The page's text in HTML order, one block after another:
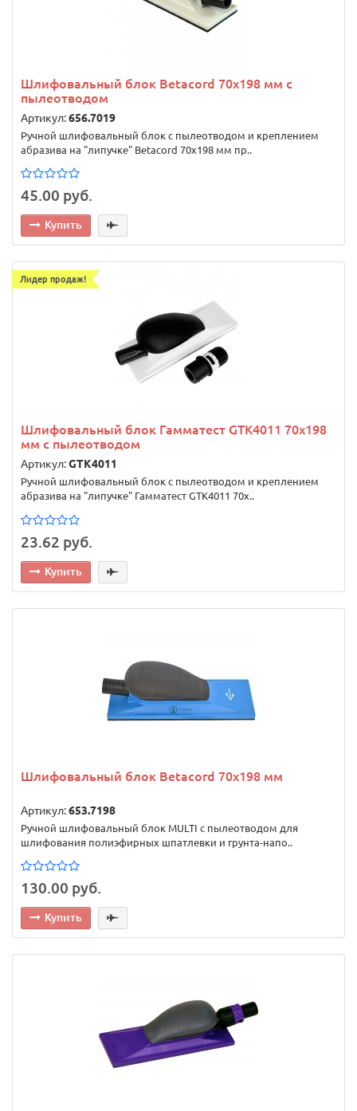
Шлифовальный блок Betacord 70х198 мм с
пылеотводом
Артикул:656.7019
Ручной шлифовальный блок с пылеотводом и креплением
абразива на "липучке" Betacord 70х198 мм пр..
45.00 руб.
Купить
Лидер продаж!
Шлифовальный блок Гамматест GTK4011 70х198
мм с пылеотводом
Артикул:GTK4011
Ручной шлифовальный блок с пылеотводом и креплением
абразива на "липучке" Гамматест GTK4011 70х..
23.62 руб.
Купить
Шлифовальный блок Betacord 70х198 мм
Артикул:653.7198
Ручной шлифовальный блок MULTI с пылеотводом для
шлифования полиэфирных шпатлевки и грунта-напо..
130.00 руб.
Купить